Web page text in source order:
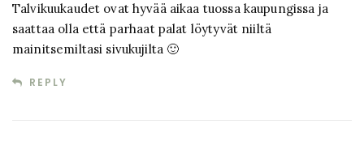
Talvikuukaudet ovat hyvää aikaa tuossa kaupungissa ja
saattaa olla että parhaat palat löytyvät niiltä
mainitsemiltasi sivukujilta 🙂
REPLY